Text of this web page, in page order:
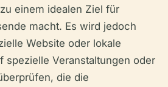
einem idealen Ziel für
macht. Es wird jedoch
Website oder lokale
spezielle Veranstaltungen oder
die die